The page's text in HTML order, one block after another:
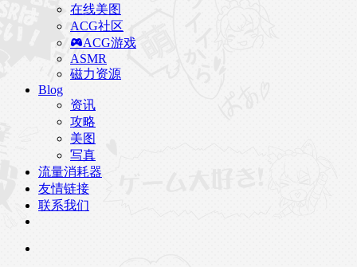
在线美图
ACG社区
ACG游戏
ASMR
磁力资源
Blog
资讯
攻略
美图
写真
流量消耗器
友情链接
联系我们